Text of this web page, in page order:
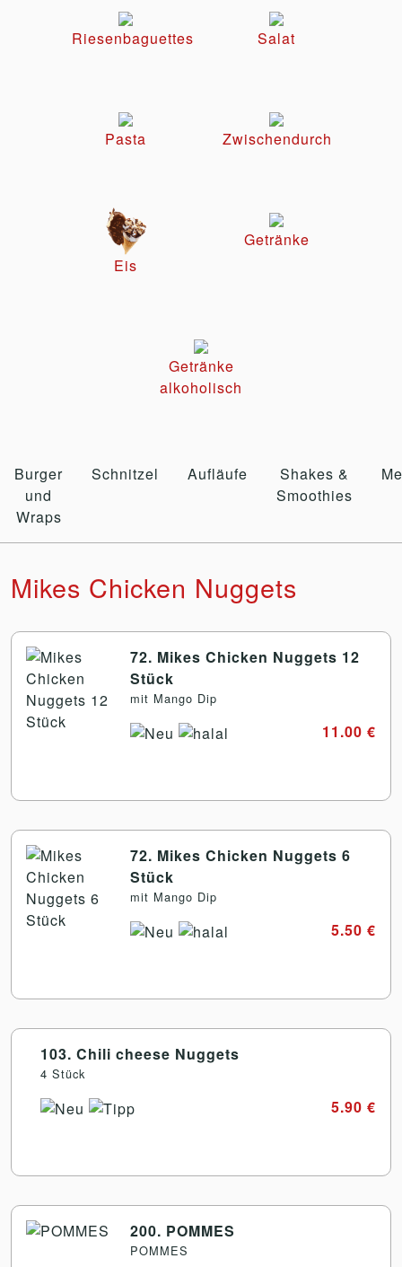
Riesenbaguettes Salat
Pasta Zwischendurch
Eis
Getränke
Getränke
alkoholisch
Burger
und
Wraps
Schnitzel Aufläufe
Shakes &
Smoothies
Mikes Chicken Nuggets
72. Mikes Chicken Nuggets 12
Stück
mit Mango Dip
11.00 €
72. Mikes Chicken Nuggets 6
Stück
mit Mango Dip
5.50 €
103. Chili cheese Nuggets
4 Stück
5.90 €
200. POMMES
POMMES